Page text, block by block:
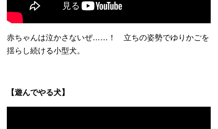
赤ちゃんは泣かさないぜ……！ 立ちの姿勢でゆりかごを
揺らし続ける小型犬。
【遊んでやる犬】